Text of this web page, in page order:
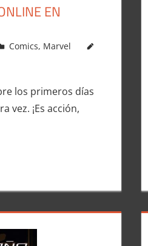
EN
Carlitox Banana
Comics, Marvel
los primeros días
vez. ¡Es acción,